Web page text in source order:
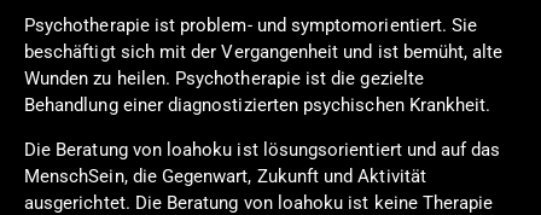
Psychotherapie ist problem- und symptomorientiert. Sie
beschäftigt sich mit der Vergangenheit und ist bemüht, alte
Wunden zu heilen. Psychotherapie ist die gezielte
Behandlung einer diagnostizierten psychischen Krankheit.
Die Beratung von loahoku ist lösungsorientiert und auf das
MenschSein, die Gegenwart, Zukunft und Aktivität
ausgerichtet. Die Beratung von loahoku ist keine Therapie